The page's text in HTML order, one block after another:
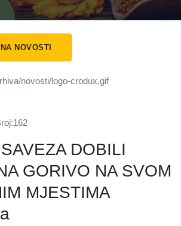
NOVOSTI
DOBILI
GORIVO NA SVOM
MJESTIMA